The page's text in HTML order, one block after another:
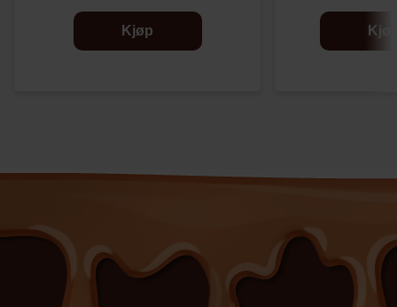
Kjøp